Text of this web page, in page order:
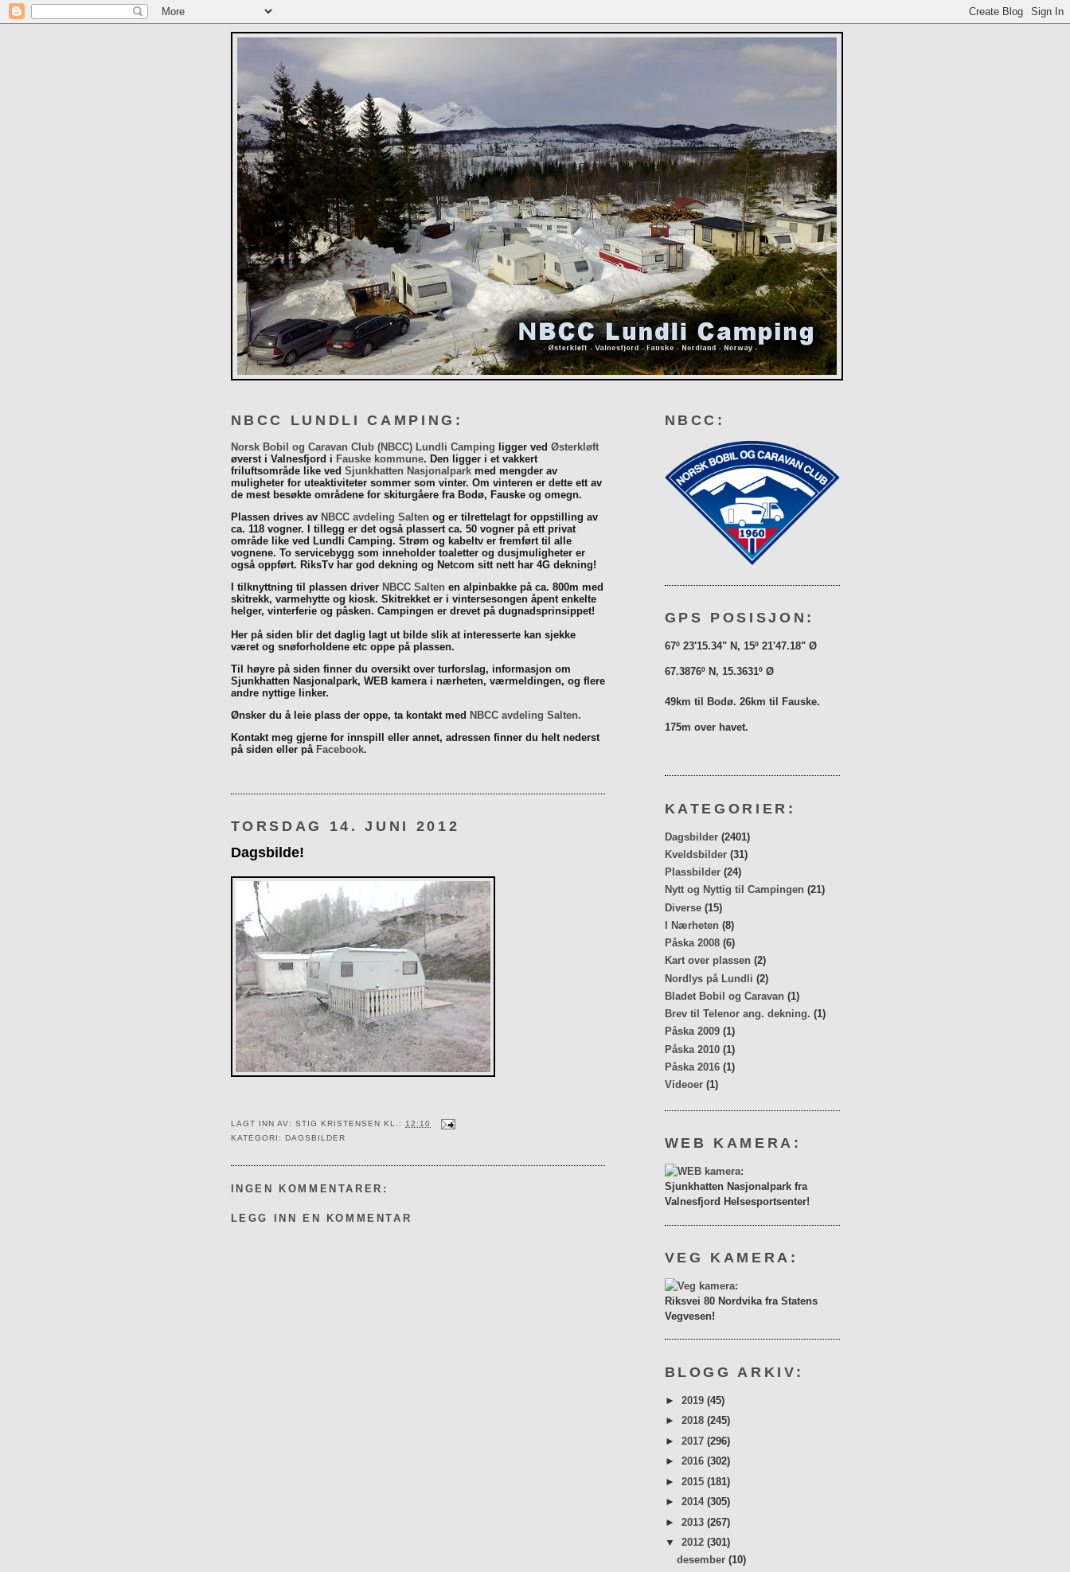
NBCC LUNDLI CAMPING:
Norsk Bobil og Caravan Club (NBCC) Lundli Camping ligger ved Østerkløft
øverst i Valnesfjord i Fauske kommune. Den ligger i et vakkert
friluftsområde like ved Sjunkhatten Nasjonalparkmed mengder av
muligheter for uteaktiviteter sommer som vinter. Om vinteren er dette ett av
de mest besøkte områdene for skiturgåere fra Bodø, Fauske og omegn.
Plassen drives av NBCC avdeling Salten og er tilrettelagt for oppstilling av
ca. 118 vogner. I tillegg er det også plassert ca. 50 vogner på ett privat
område like ved Lundli Camping. Strøm og kabeltv er fremført til alle
vognene. To servicebygg som inneholder toaletter og dusjmuligheter er
også oppført. RiksTv har god dekning og Netcom sitt nett har 4G dekning!
I tilknyttning til plassen driver NBCC Salten en alpinbakke på ca. 800m med
skitrekk, varmehytte og kiosk. Skitrekket er i vintersesongen åpent enkelte
helger, vinterferie og påsken. Campingen er drevet på dugnadsprinsippet!
Her på siden blir det daglig lagt ut bilde slik at interesserte kan sjekke
været og snøforholdene etc oppe på plassen.
Til høyre på siden finner du oversikt over turforslag, informasjon om
Sjunkhatten Nasjonalpark, WEB kamera i nærheten, værmeldingen, og flere
andre nyttige linker.
Ønsker du å leie plass der oppe, ta kontakt med NBCC avdeling Salten.
Kontakt meg gjerne for innspill eller annet, adressen finner du helt nederst
på siden eller på Facebook.
TORSDAG 14. JUNI 2012
Dagsbilde!
LAGT INN AV: STIG KRISTENSEN KL.: 12:10
KATEGORI: DAGSBILDER
INGEN KOMMENTARER:
LEGG INN EN KOMMENTAR
NBCC:
GPS POSISJON:
67º 23'15.34" N, 15º 21'47.18" Ø
67.3876º N, 15.3631º Ø
49km til Bodø. 26km til Fauske.
175m over havet.
KATEGORIER:
Dagsbilder (2401)
Kveldsbilder (31)
Plassbilder (24)
Nytt og Nyttig til Campingen (21)
Diverse (15)
I Nærheten (8)
Påska 2008 (6)
Kart over plassen (2)
Nordlys på Lundli (2)
Bladet Bobil og Caravan (1)
Brev til Telenor ang. dekning. (1)
Påska 2009 (1)
Påska 2010 (1)
Påska 2016 (1)
Videoer (1)
WEB KAMERA:
Sjunkhatten Nasjonalpark fra
Valnesfjord Helsesportsenter!
VEG KAMERA:
Riksvei 80 Nordvika fra Statens
Vegvesen!
BLOGG ARKIV:
► 2019 (45)
► 2018 (245)
► 2017 (296)
► 2016 (302)
► 2015 (181)
► 2014 (305)
► 2013 (267)
▼ 2012 (301)
desember(10)